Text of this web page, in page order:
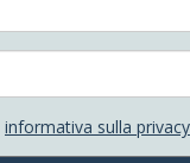
informativa sulla privacy